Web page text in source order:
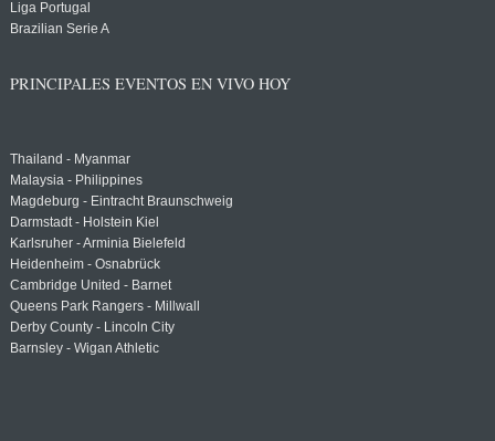
Liga Portugal
Brazilian Serie A
PRINCIPALES EVENTOS EN VIVO HOY
Thailand - Myanmar
Malaysia - Philippines
Magdeburg - Eintracht Braunschweig
Darmstadt - Holstein Kiel
Karlsruher - Arminia Bielefeld
Heidenheim - Osnabrück
Cambridge United - Barnet
Queens Park Rangers - Millwall
Derby County - Lincoln City
Barnsley - Wigan Athletic